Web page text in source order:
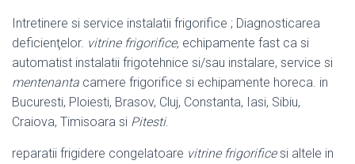
Intretinere si service instalatii frigorifice ; Diagnosticarea
deficienţelor. vitrine frigorifice, echipamente fast ca si
automatist instalatii frigotehnice si/sau instalare, service si
mentenanta camere frigorifice si echipamente horeca. in
Bucuresti, Ploiesti, Brasov, Cluj, Constanta, Iasi, Sibiu,
Craiova, Timisoara si Pitesti.
reparatii frigidere congelatoare vitrine frigorificesi altele in